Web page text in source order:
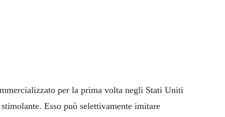
per la prima volta negli Stati Uniti
Esso può selettivamente imitare